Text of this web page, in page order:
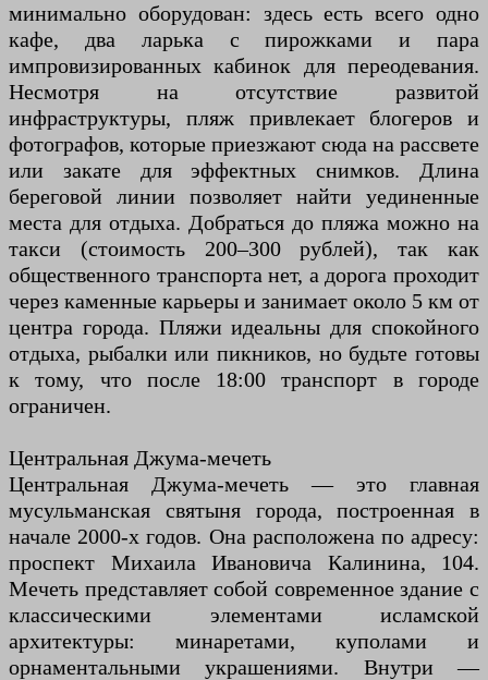
минимально оборудован: здесь есть всего одно
кафе, два ларька с пирожками и пара
импровизированных кабинок для переодевания.
Несмотря на отсутствие развитой
инфраструктуры, пляж привлекает блогеров и
фотографов, которые приезжают сюда на рассвете
или закате для эффектных снимков. Длина
береговой линии позволяет найти уединенные
места для отдыха. Добраться до пляжа можно на
такси (стоимость 200–300 рублей), так как
общественного транспорта нет, а дорога проходит
через каменные карьеры и занимает около 5 км от
центра города. Пляжи идеальны для спокойного
отдыха, рыбалки или пикников, но будьте готовы
к тому, что после 18:00 транспорт в городе
ограничен.
Центральная Джума-мечеть
Центральная Джума-мечеть — это главная
мусульманская святыня города, построенная в
начале 2000-х годов. Она расположена по адресу:
проспект Михаила Ивановича Калинина, 104.
Мечеть представляет собой современное здание с
классическими элементами исламской
архитектуры: минаретами, куполами и
орнаментальными украшениями. Внутри —